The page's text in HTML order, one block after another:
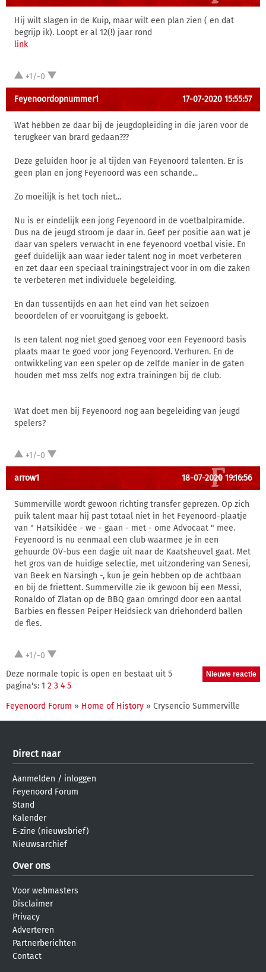
Hij wilt slagen in de Kuip, maar wilt een plan zien ( en dat
begrijp ik). Loopt er al 12(!) jaar rond
link
+1/-0
Feyenoordopnummer1 17-07-2020 15:55:57
Wat hebben ze daar bij de jeugdopleiding in die jaren voor de
terugkeer van brard gedaan???
Deze geluiden hoor je al tijden van Feyenoord talenten. Er is
geen plan en jong Feyenoord was een schande...
Zo moeilijk is het toch niet...
Nu is er eindelijk een jong Feyenoord in de voetbalpiramide.
Dus na de jeugd stroom je daar in. Geef per positie aan wat je
daar van spelers verwacht in ene feyenoord voetbal visie. En
geef duidelijk aan waar ieder talent nog in moet verbeteren
en zet daar een speciaal trainingstraject voor in om die zaken
te verbeteren met individuele begeleiding.
En dan tussentijds en aan het eind van het seizoen
beoordelen of er vooruitgang is geboekt.
Is een talent nog niet goed genoeg voor een Feyenoord basis
plaats maar te goed voor jong Feyenoord. Verhuren. En de
ontwikkeling van een speler op de zelfde manier in de gaten
houden met mss zelfs nog extra trainingen bij de club.
Wat doet men bij Feyenoord nog aan begeleiding van jeugd
spelers?
+1/-0
arrow1 18-07-2020 19:16:56
Summerville wordt gewoon richting transfer geprezen. Op zich
puik talent maar hij past totaal niet in het Feyenoord-plaatje
van " Hatsikidée - we - gaan - met - ome Advocaat " mee.
Feyenoord is nu eenmaal een club waarmee je in een
gehuurde OV-bus een dagje uit naar de Kaatsheuvel gaat. Met
het gros van de huidige selectie, met uitzondering van Senesi,
van Beek en Narsingh -, kun je gein hebben op de achtbaan
en bij de friettent. Summerville zie ik gewoon bij een Messi,
Ronaldo of Zlatan op de BBQ gaan omringd door een aantal
Barbies en flessen Peiper Heidsieck van driehonderd ballen
de fles.
+1/-0
Deze normale topic is open en bestaat uit 5
pagina's: 1 2 3 4 5
Feyenoord Forum » Home of History » Crysencio Summerville
Direct naar
Aanmelden / inloggen
Feyenoord Forum
Stand
Kalender
E-zine (nieuwsbrief)
Nieuwsarchief
Over ons
Voor webmasters
Disclaimer
Privacy
Adverteren
Partnerberichten
Contact